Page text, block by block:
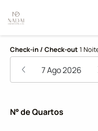
Nadai Confort
Check-in / Check-out 1
7 Ago 2026
N° de Quartos